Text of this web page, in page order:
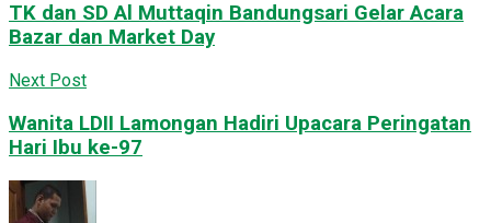
TK dan SD Al Muttaqin Bandungsari Gelar Acara
Bazar dan Market Day
Next Post
Wanita LDII Lamongan Hadiri Upacara Peringatan
Hari Ibu ke-97